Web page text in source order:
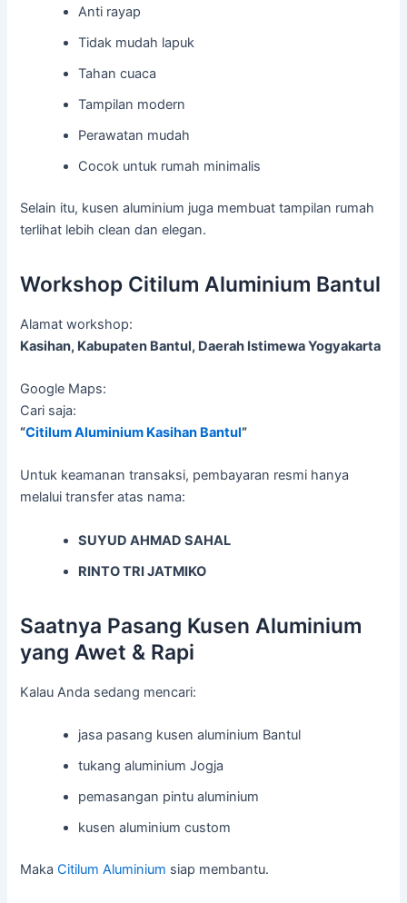
Anti rayap
Tidak mudah lapuk
Tahan cuaca
Tampilan modern
Perawatan mudah
Cocok untuk rumah minimalis
Selain itu, kusen aluminium juga membuat tampilan rumah
terlihat lebih clean dan elegan.
Workshop Citilum Aluminium Bantul
Alamat workshop:
Kasihan, Kabupaten Bantul, Daerah Istimewa Yogyakarta
Google Maps:
Cari saja:
“Citilum Aluminium Kasihan Bantul”
Untuk keamanan transaksi, pembayaran resmi hanya
melalui transfer atas nama:
SUYUD AHMAD SAHAL
RINTO TRI JATMIKO
Saatnya Pasang Kusen Aluminium
yang Awet & Rapi
Kalau Anda sedang mencari:
jasa pasang kusen aluminium Bantul
tukang aluminium Jogja
pemasangan pintu aluminium
kusen aluminium custom
MakaCitilum Aluminium siap membantu.